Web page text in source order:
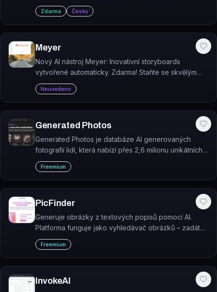
Microsoftu postavený na modelu DALL·E.
Zdarma Česky
Meyer
Nový AI nástroj Meyer: Inovativní storyboards
vytvořené automaticky. Zdarma! Staňte se skvělým
vypravěčem příběhů a generujte úžasné obrázky.
#storyteller #imagegenerator
Neuvedeno
Generated Photos
Generated Photos je databáze AI generovaných
fotografií lidí, která nabízí přes 2,6 milionu unikátních
tváří a 167 tisíc celých postav bez autorských práv.
Freemium
PicFinder
Generuje obrázky z textových popisů pomocí AI.
Platforma funguje jako vyhledávač obrázků – zadáte
prompt a nástroj vytvoří neomezené varianty.
Freemium
InvokeAI